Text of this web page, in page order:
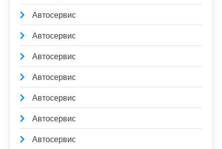
Автосервис
Автосервис
Автосервис
Автосервис
Автосервис
Автосервис
Автосервис